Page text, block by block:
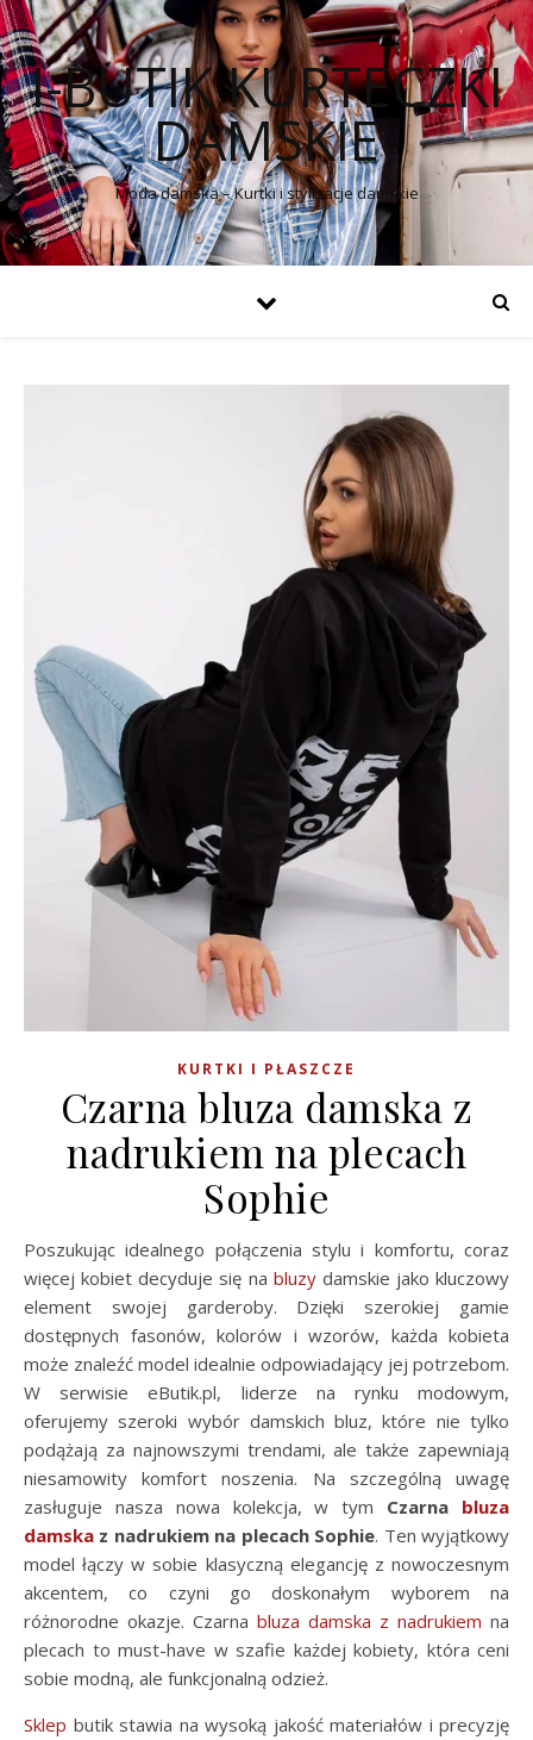
I-BUTIK KURTECZKI
DAMSKIE
Moda damska – Kurtki i stylizacje damskie
KURTKI I PŁASZCZE
Czarna bluza damska z
nadrukiem na plecach
Sophie
Poszukując idealnego połączenia stylu i komfortu, coraz
więcej kobiet decyduje się na bluzydamskie jako kluczowy
element swojej garderoby. Dzięki szerokiej gamie
dostępnych fasonów, kolorów i wzorów, każda kobieta
może znaleźć model idealnie odpowiadający jej potrzebom.
W serwisie eButik.pl, liderze na rynku modowym,
oferujemy szeroki wybór damskich bluz, które nie tylko
podążają za najnowszymi trendami, ale także zapewniają
niesamowity komfort noszenia. Na szczególną uwagę
zasługuje nasza nowa kolekcja, w tym Czarna bluza
damska z nadrukiem na plecach Sophie. Ten wyjątkowy
model łączy w sobie klasyczną elegancję z nowoczesnym
akcentem, co czyni go doskonałym wyborem na
różnorodne okazje. Czarna bluza damska z nadrukiem na
plecach to must-have w szafie każdej kobiety, która ceni
sobie modną, ale funkcjonalną odzież.
Sklep butik stawia na wysoką jakość materiałów i precyzję